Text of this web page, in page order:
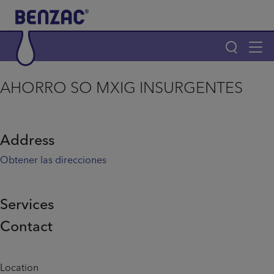
Skip to main content
Main navigation
¿Por qué elegir Benzac?
Home
Info menu
AHORRO SO MXIG INSURGENTES
Address
Obtener las direcciones
Services
Contact
Location